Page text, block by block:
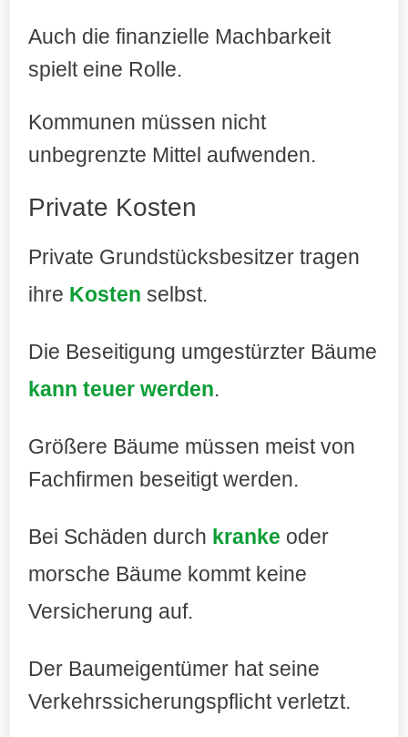
Auch die finanzielle Machbarkeit
spielt eine Rolle.
Kommunen müssen nicht
unbegrenzte Mittel aufwenden.
Private Kosten
Private Grundstücksbesitzer tragen
ihre Kosten selbst.
Die Beseitigung umgestürzter Bäume
kann teuer werden.
Größere Bäume müssen meist von
Fachfirmen beseitigt werden.
Bei Schäden durch kranke oder
morsche Bäume kommt keine
Versicherung auf.
Der Baumeigentümer hat seine
Verkehrssicherungspflicht verletzt.